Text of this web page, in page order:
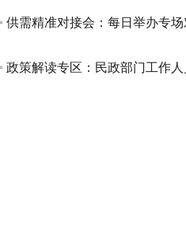
供需精准对接会：每日举办专
政策解读专区：民政部门工作